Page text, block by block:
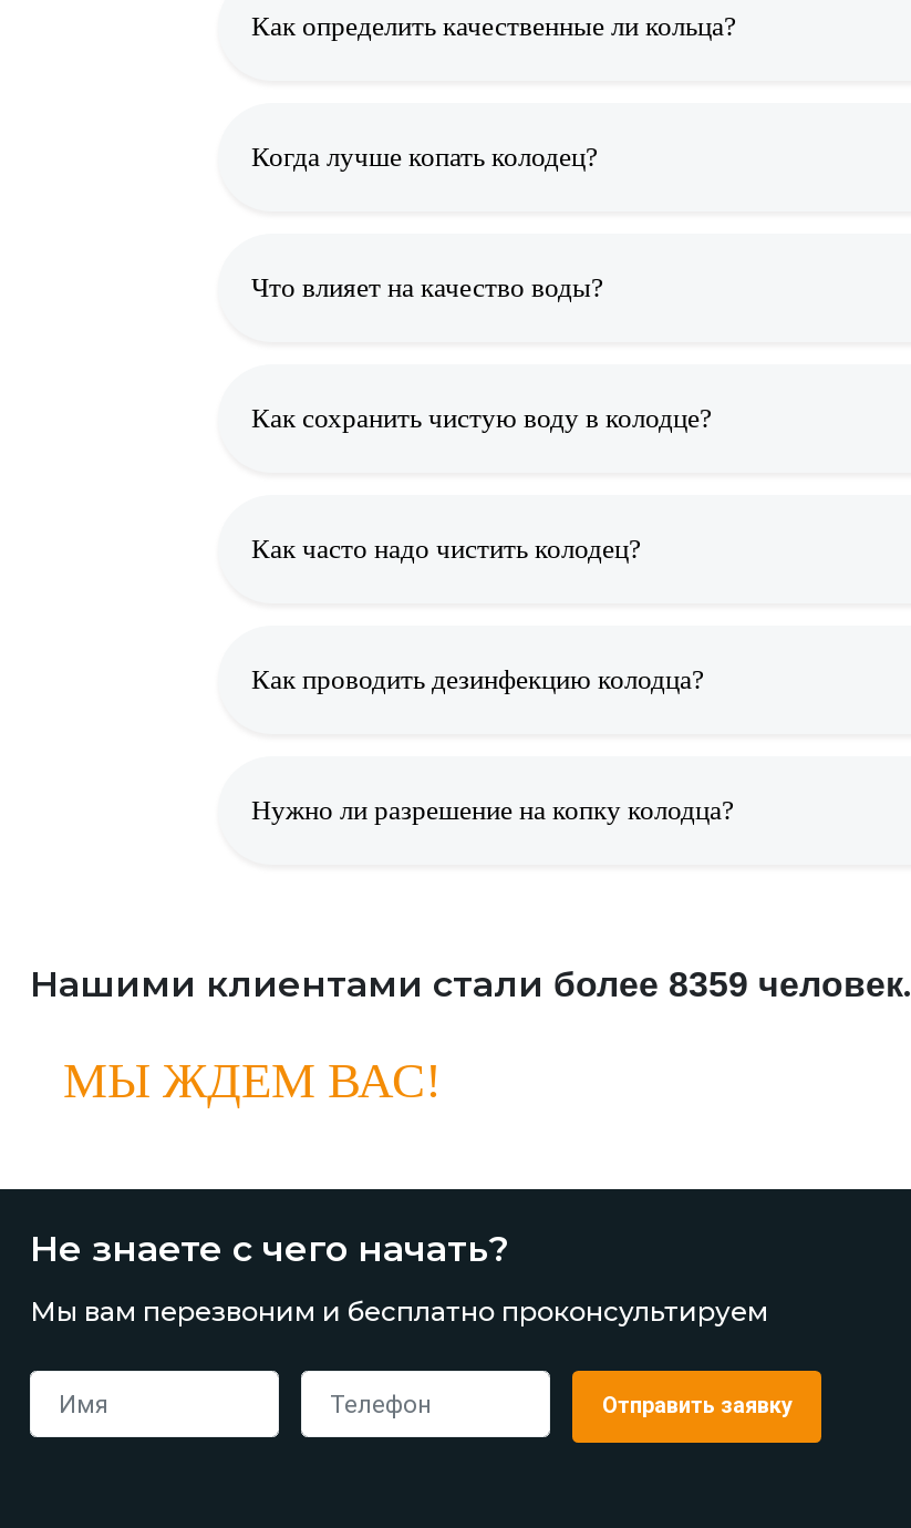
Как определить качественные ли кольца?
Когда лучше копать колодец?
Что влияет на качество воды?
Как сохранить чистую воду в колодце?
Как часто надо чистить колодец?
Как проводить дезинфекцию колодца?
Нужно ли разрешение на копку колодца?
Нашими клиентами стали более 8359 человек.
МЫ ЖДЕМ ВАС!
Не знаете с чего начать?
Мы вам перезвоним и бесплатно проконсультируем